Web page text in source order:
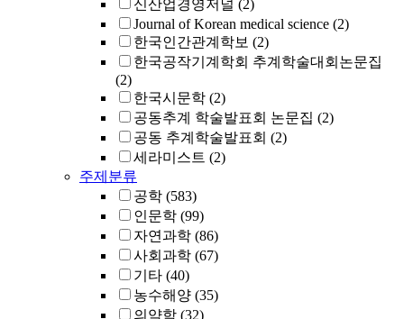
신산업경영저널 (2)
Journal of Korean medical science (2)
한국인간관계학보 (2)
한국공작기계학회 추계학술대회논문집
(2)
한국시문학 (2)
공동추계 학술발표회 논문집 (2)
공동 추계학술발표회 (2)
세라미스트 (2)
주제분류
공학 (583)
인문학 (99)
자연과학 (86)
사회과학 (67)
기타 (40)
농수해양 (35)
의약학 (32)